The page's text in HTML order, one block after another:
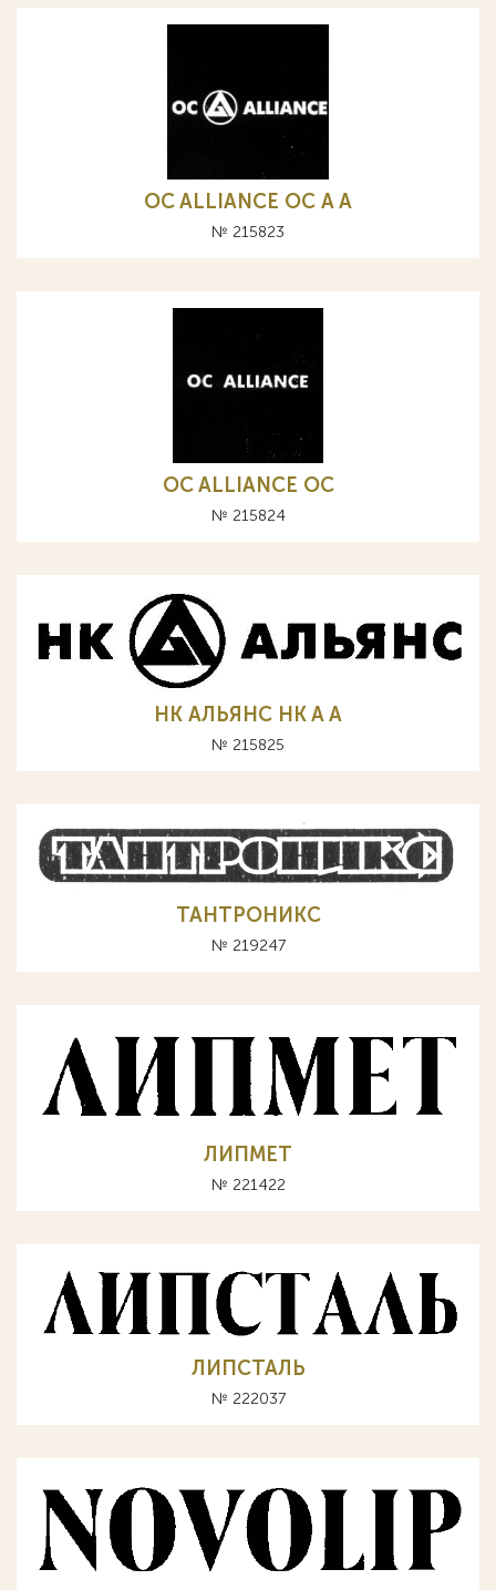
OC ALLIANCE ОС A А
№ 215823
OC ALLIANCE ОС
№ 215824
НК АЛЬЯНС HK A А
№ 215825
ТАНТРОНИКС
№ 219247
ЛИПМЕТ
№ 221422
ЛИПСТАЛЬ
№ 222037